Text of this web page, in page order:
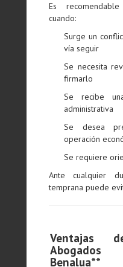
Es
cuando:
Surge un
vía seguir
Se necesita
firmarlo
Se recibe
administrativa
Se desea
operación
Se requiere
Ante cualquier
temprana puede
Ventajas
Benalua**